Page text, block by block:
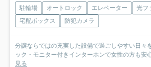
駐輪場 オートロック エレベーター
光フ
宅配ボックス
防犯カメラ
分譲ならではの充実した設備で過ごしやすい日々
ック・モニター付きインターホンで女性の方も安
見る